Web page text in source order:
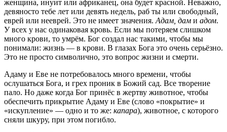
женщина, инуит или африканец, она будет красной. Неважно,
девяносто тебе лет или девять недель, раб ты или свободный,
еврей или нееврей. Это не имеет значения.Адам, дам и адом.
У всех у нас одинаковая кровь. Если мы потеряем слишком
много крови, то умрём. Бог создал нас такими, чтобы мы
понимали: жизнь — в крови. В глазах Бога это очень серьёзно.
Это не просто символично, это вопрос жизни и смерти.
Адаму и Еве не потребовалось много времени, чтобы
ослушаться Бога, и грех проник в Божий сад. Все творение
пало. Но даже когда Бог принёс в жертву животное, чтобы
обеспечить прикрытие Адаму и Еве (слово «покрытие» и
«искупление» — одно и то же: капара), животное, с которого
сняли шкуру, при этом погибло.